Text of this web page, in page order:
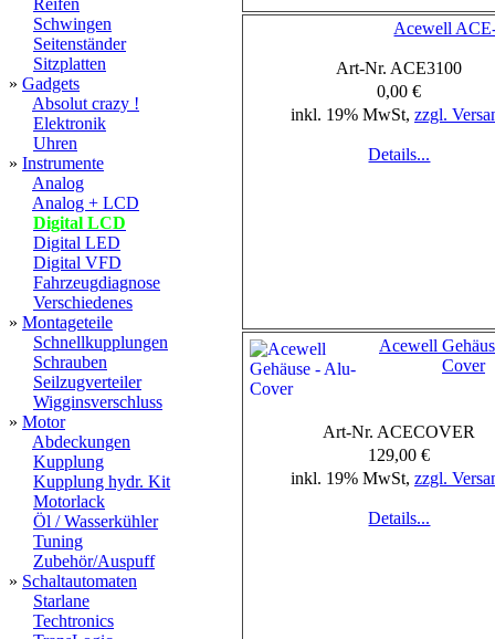
Reifen
Schwingen
Seitenständer
Sitzplatten
» Gadgets
Absolut crazy !
Elektronik
Uhren
» Instrumente
Analog
Analog + LCD
Digital LCD
Digital LED
Digital VFD
Fahrzeugdiagnose
Verschiedenes
» Montageteile
Schnellkupplungen
Schrauben
Seilzugverteiler
Wigginsverschluss
» Motor
Abdeckungen
Kupplung
Kupplung hydr. Kit
Motorlack
Öl / Wasserkühler
Tuning
Zubehör/Auspuff
» Schaltautomaten
Starlane
Techtronics
Acewell
Art-Nr. ACE3100
0,00 €
inkl. 19% MwSt, zzgl.
Details...
Acewell
Cover
Art-Nr. ACECOVER
129,00 €
inkl. 19% MwSt, zzgl.
Details...